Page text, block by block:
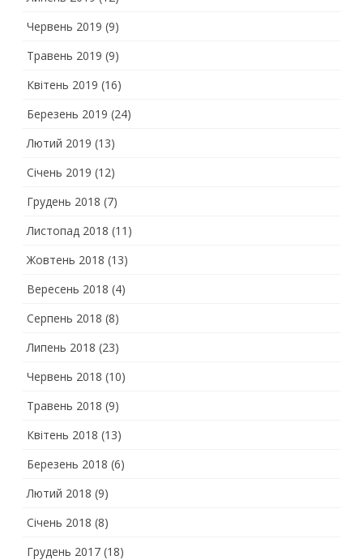
Червень 2019 (9)
Травень 2019 (9)
Квітень 2019 (16)
Березень 2019 (24)
Лютий 2019 (13)
Січень 2019 (12)
Грудень 2018 (7)
Листопад 2018 (11)
Жовтень 2018 (13)
Вересень 2018 (4)
Серпень 2018 (8)
Липень 2018 (23)
Червень 2018 (10)
Травень 2018 (9)
Квітень 2018 (13)
Березень 2018 (6)
Лютий 2018 (9)
Січень 2018 (8)
Грудень 2017 (18)